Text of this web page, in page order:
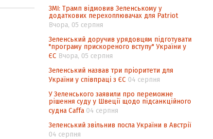
ЗМІ: Трамп відмовив Зеленському у
додаткових перехоплювачах для Patriot
Вчора, 05 серпня
Зеленський доручив урядовцям підготувати
"програму прискореного вступу" України у
ЄС Вчора, 05 серпня
Зеленський назвав три пріоритети для
України у співпраці з ЄС 04 серпня
У Зеленського заявили про переможне
рішення суду у Швеції щодо підсанкційного
судна Caffa 04 серпня
Зеленський звільнив посла України в Австрії
04 серпня